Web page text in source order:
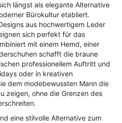
längst als elegante Alternative
Bürokultur etabliert.
aus hochwertigem Leder
sich perfekt für das
mit einem Hemd, einer
schafft die braune
professionellem Auftritt und
oder in kreativen
dem modebewussten Mann die
zeigen, ohne die Grenzen des
eine stilvolle Alternative zum